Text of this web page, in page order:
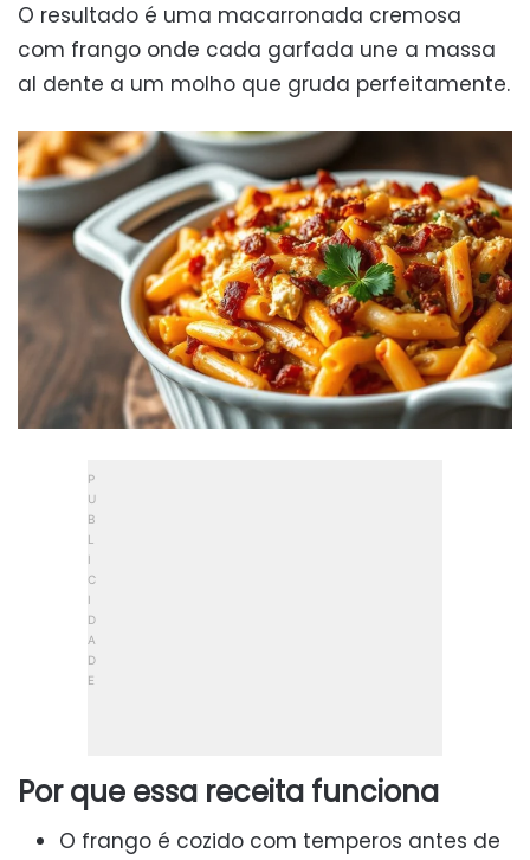
O resultado é uma macarronada cremosa
com frango onde cada garfada une a massa
al dente a um molho que gruda perfeitamente.
Por que essa receita funciona
O frango é cozido com temperos antes de